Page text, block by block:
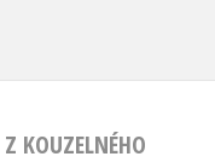
KOUZELNÉHO